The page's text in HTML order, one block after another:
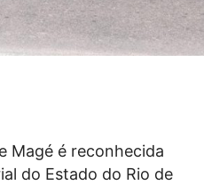
Magé é reconhecida
do Estado do Rio de